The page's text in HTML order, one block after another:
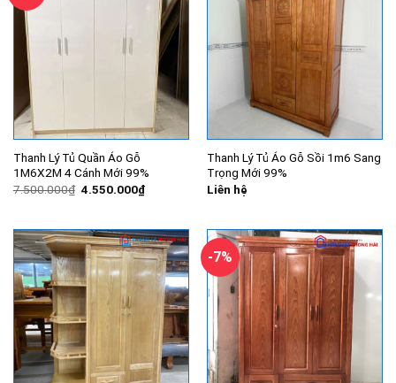
Thanh Lý Tủ Quần Áo Gỗ
1M6X2M 4 Cánh Mới 99%
7.500.000₫ Giá
4.550.000₫Giá
hiện
4.550.000₫.
Thanh Lý Tủ Áo Gỗ Sồi 1m6 Sang
Trọng Mới 99%
Liên hệ
-7%